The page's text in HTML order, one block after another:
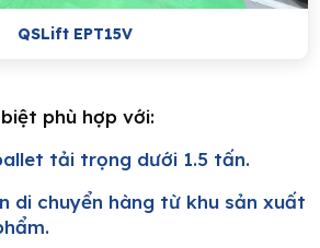
QSLift EPT15V
phù hợp với:
tải trọng dưới 1.5 tấn.
di chuyển hàng từ khu sản xuất